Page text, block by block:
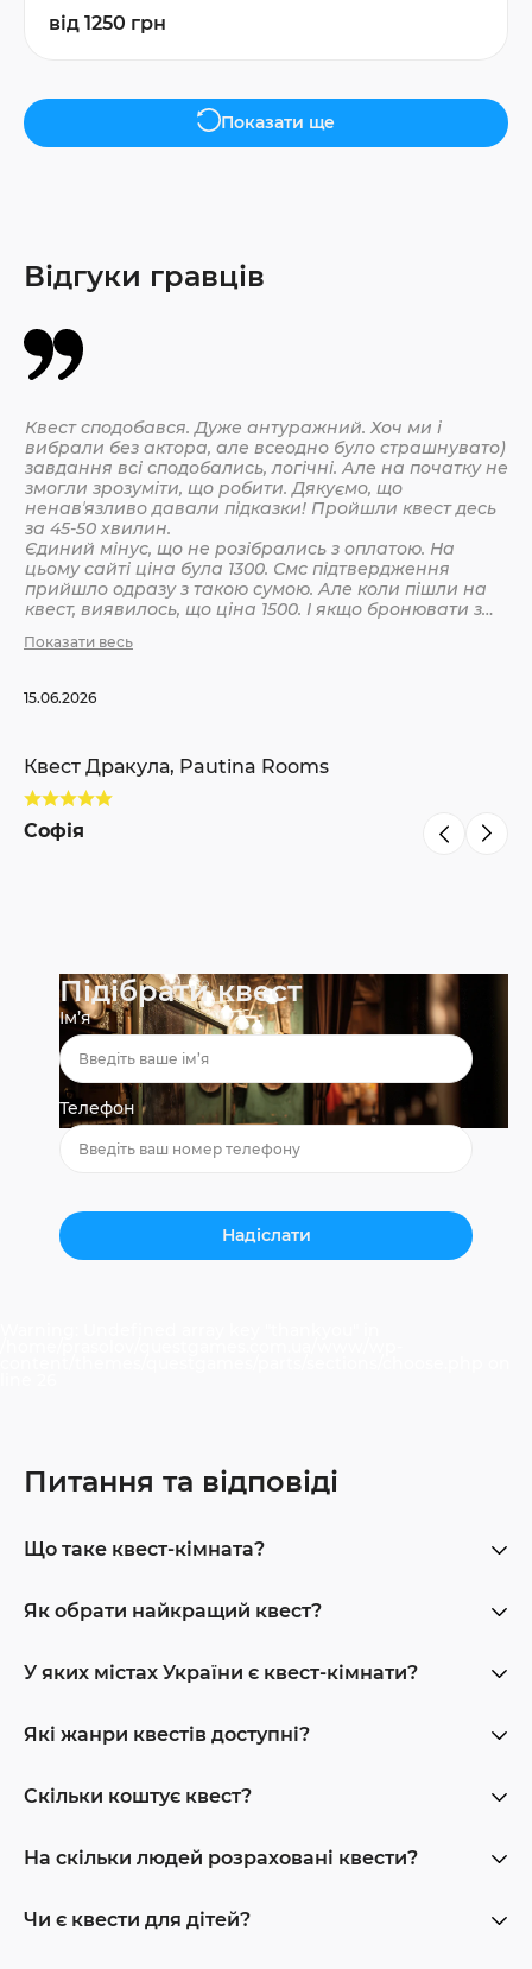
від 1250 грн
Показати ще
Відгуки гравців
Квест сподобався. Дуже антуражний. Хоч ми і
вибрали без актора, але всеодно було страшнувато)
завдання всі сподобались, логічні. Але на початку не
змогли зрозуміти, що робити. Дякуємо, що
ненавʼязливо давали підказки! Пройшли квест десь
за 45-50 хвилин.
Єдиний мінус, що не розібрались з оплатою. На
цьому сайті ціна була 1300. Смс підтвердження
прийшло одразу з такою сумою. Але коли пішли на
квест, виявилось, що ціна 1500. І якщо бронювати з
невелика, але всеодно уточнюйте при бронюванні
Показати весь
15.06.2026
Квест Дракула, Pautina Rooms
Софія
Підібрати квест
Ім’я
Телефон
Питання та відповіді
Що таке квест-кімната?
Як обрати найкращий квест?
У яких містах України є квест-кімнати?
Які жанри квестів доступні?
Скільки коштує квест?
На скільки людей розраховані квести?
Чи є квести для дітей?